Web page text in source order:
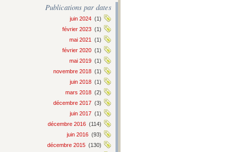
Publications par dates
juin 2024 (1)
février 2023 (1)
mai 2021
(1)
février 2020 (1)
mai 2019 (1)
novembre 2018 (1)
juin 2018 (1)
mars 2018 (2)
décembre 2017 (3)
juin 2017 (1)
décembre 2016 (114)
juin 2016 (93)
décembre 2015 (130)